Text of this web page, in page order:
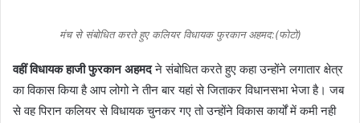
मंच से संबोधित करते हुए कलियर विधायक फुरकान अहमद:(फोटो)
वहीं विधायक हाजी फुरकान अहमदने संबोधित करते हुए कहा उन्होंने लगातार क्षेत्र
का विकास किया है आप लोगो ने तीन बार यहां से जिताकर विधानसभा भेजा है। जब
से वह पिरान कलियर से विधायक चुनकर गए तो उन्होंने विकास कार्यों में कमी नही